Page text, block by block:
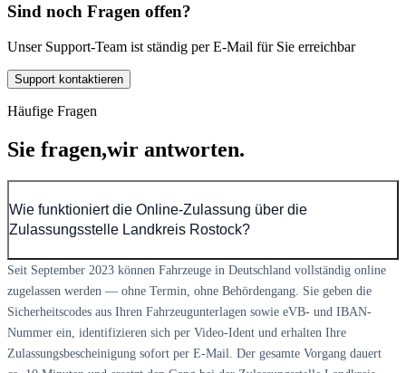
Sind noch Fragen offen?
Unser Support-Team ist ständig per E-Mail für Sie erreichbar
Support kontaktieren
Häufige Fragen
Sie fragen,wir antworten.
Wie funktioniert die Online-Zulassung über die
Zulassungsstelle Landkreis Rostock?
Seit September 2023 können Fahrzeuge in Deutschland vollständig online
zugelassen werden — ohne Termin, ohne Behördengang. Sie geben die
Sicherheitscodes aus Ihren Fahrzeugunterlagen sowie eVB- und IBAN-
Nummer ein, identifizieren sich per Video-Ident und erhalten Ihre
Zulassungsbescheinigung sofort per E-Mail. Der gesamte Vorgang dauert